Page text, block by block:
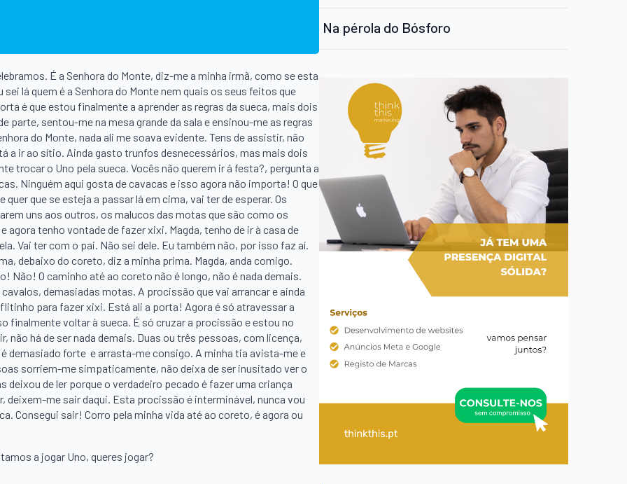
É a Senhora do Monte, diz-me a minha irmã, como se esta
lá quem é a Senhora do Monte nem quais os seus feitos que
é que estou finalmente a aprender as regras da sueca, mais dois
sentou-me na mesa grande da sala e ensinou-me as regras
do Monte, nada ali me soava evidente. Tens de assistir, não
a ir ao sítio. Ainda gasto trunfos desnecessários, mas mais dois
trocar o Uno pela sueca. Vocês não querem ir à festa?, pergunta a
Ninguém aqui gosta de cavacas e isso agora não importa! O que
que se esteja a passar lá em cima, vai ter de esperar. Os
uns aos outros, os malucos das motas que são como os
tenho vontade de fazer xixi. Magda, tenho de ir à casa de
Vai ter com o pai. Não sei dele. Eu também não, por isso faz aí.
debaixo do coreto, diz a minha prima. Magda, anda comigo.
O caminho até ao coreto não é longo, não é nada demais.
demasiadas motas. A procissão que vai arrancar e ainda
para fazer xixi. Está ali a porta! Agora é só atravessar a
finalmente voltar à sueca. É só cruzar a procissão e estou no
há de ser nada demais. Duas ou três pessoas, com licença,
demasiado forte e arrasta-me consigo. A minha tia avista-me e
sorriem-me simpaticamente, não deixa de ser inusitado ver o
deixou de ler porque o verdadeiro pecado é fazer uma criança
me sair daqui. Esta procissão é interminável, nunca vou
Consegui sair! Corro pela minha vida até ao coreto, é agora ou
a jogar Uno, queres jogar?
Na pérola do Bósforo